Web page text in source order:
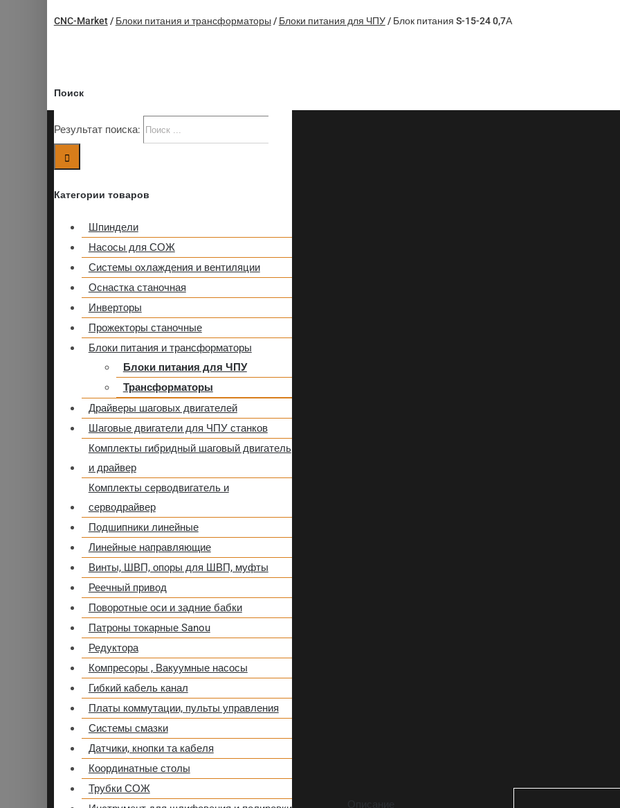
CNC-Market/ Блоки питания и трансформаторы / Блоки питания для ЧПУ/ Блок питания S-15-24 0,7А
Описание
Поиск
Результат поиска:
Категории товаров
Шпиндели
Насосы для СОЖ
Системы охлаждения и вентиляции
Оснастка станочная
Инверторы
Прожекторы станочные
Блоки питания и трансформаторы
Блоки питания для ЧПУ
Трансформаторы
Драйверы шаговых двигателей
Шаговые двигатели для ЧПУ станков
Комплекты гибридный шаговый двигатель
и драйвер
Комплекты серводвигатель и
серводрайвер
Подшипники линейные
Линейные направляющие
Винты, ШВП, опоры для ШВП, муфты
Реечный привод
Поворотные оси и задние бабки
Патроны токарные Sanou
Редуктора
Компресоры , Вакуумные насосы
Гибкий кабель канал
Платы коммутации, пульты управления
Системы смазки
Датчики, кнопки та кабеля
Координатные столы
Трубки СОЖ